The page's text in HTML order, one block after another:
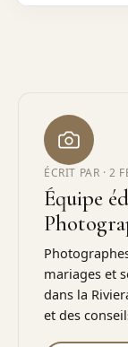
ÉCRIT PAR ·2
Équipe
mariages et
dans la
et des